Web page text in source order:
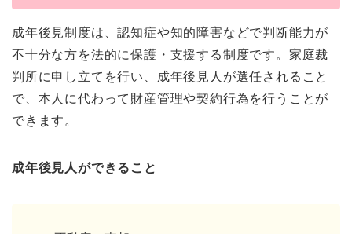
成年後見制度は、認知症や知的障害などで判断能力が
不十分な方を法的に保護・支援する制度です。家庭裁
判所に申し立てを行い、成年後見人が選任されること
で、本人に代わって財産管理や契約行為を行うことが
できます。
成年後見人ができること